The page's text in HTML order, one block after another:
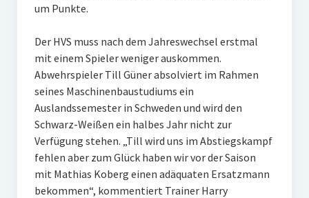
FSJ Stelle
W U16
W U12
M U18
M U12
um Punkte.
Der HVS muss nach dem Jahreswechsel erstmal
mit einem Spieler weniger auskommen.
Abwehrspieler Till Güner absolviert im Rahmen
seines Maschinenbaustudiums ein
Auslandssemester in Schweden und wird den
Schwarz-Weißen ein halbes Jahr nicht zur
Verfügung stehen. „Till wird uns im Abstiegskampf
fehlen aber zum Glück haben wir vor der Saison
mit Mathias Koberg einen adäquaten Ersatzmann
bekommen“, kommentiert Trainer Harry